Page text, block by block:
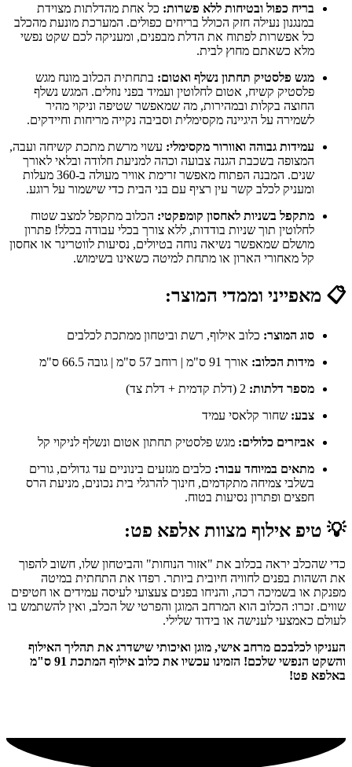
בריח כפול ובטיחות ללא פשרות: כל אחת מהדלתות מצוידת
במנגנון נעילה חזק הכולל בריחים כפולים. המערכת מונעת מהכלב
כל אפשרות לפתוח את הדלת מבפנים, ומעניקה לכם שקט נפשי
מלא כשאתם מחוץ לבית.
מגש פלסטיק תחתון נשלף ואטום: בתחתית הכלוב מונח מגש
פלסטיק קשיח, אטום לחלוטין ועמיד בפני נוזלים. המגש נשלף
החוצה בקלות ובמהירות, מה שמאפשר שטיפה וניקוי מהיר
לשמירה על היגיינה מקסימלית וסביבה נקייה מריחות וחיידקים.
עמידות גבוהה ואוורור מקסימלי: עשוי מרשת מתכת קשיחה ועבה,
המצופה בשכבת הגנה צבועה וכהה למניעת חלודה ובלאי לאורך
שנים. המבנה הפתוח מאפשר זרימת אוויר מעולה ב-360 מעלות
ומעניק לכלב קשר עין רציף עם בני הבית כדי שישמור על רוגע.
מתקפל בשניות לאחסון קומפקטי: הכלוב מתקפל למצב שטוח
לחלוטין תוך שניות בודדות, ללא צורך בכלי עבודה בכלל! פתרון
מושלם שמאפשר נשיאה נוחה בטיולים, נסיעות לווטרינר או אחסון
קל מאחורי הארון או מתחת למיטה כשאינו בשימוש.
📋 מאפייני וממדי המוצר:
סוג המוצר: כלוב אילוף, רשת וביטחון ממתכת לכלבים
מידות הכלוב: אורך 91 ס"מ | רוחב 57 ס"מ | גובה 66.5 ס"מ
מספר דלתות:
צבע: שחור קלאסי עמיד
אביזרים כלולים: מגש פלסטיק תחתון אטום ונשלף לניקוי קל
מתאים במיוחד עבור: כלבים מגזעים בינוניים עד גדולים, גורים
בשלבי צמיחה מתקדמים, חינוך להרגלי בית נכונים, מניעת הרס
חפצים ופתרון נסיעות בטוח.
💡 טיפ אילוף מצוות אלפא פט:
כדי שהכלב יראה בכלוב את "אזור הנוחות" והביטחון שלו, חשוב להפוך
את השהות בפנים לחוויה חיובית ביותר. רפדו את התחתית במיטה
מפנקת או בשמיכה רכה, והניחו בפנים צעצועי לעיסה עמידים או חטיפים
שווים. זכרו: הכלוב הוא המרחב המוגן והפרטי של הכלב, ואין להשתמש בו
לעולם כאמצעי לענישה או בידוד שלילי.
העניקו לכלבכם מרחב אישי, מוגן ואיכותי שישדרג את תהליך האילוף
והשקט הנפשי שלכם! הזמינו עכשיו את כלוב אילוף המתכת 91 ס"מ
באלפא פט!